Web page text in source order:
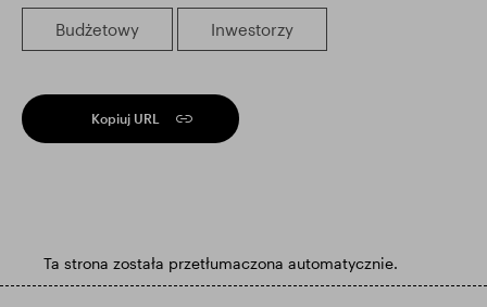
Budżetowy Inwestorzy
Kopiuj URL
Ta strona została przetłumaczona automatycznie.